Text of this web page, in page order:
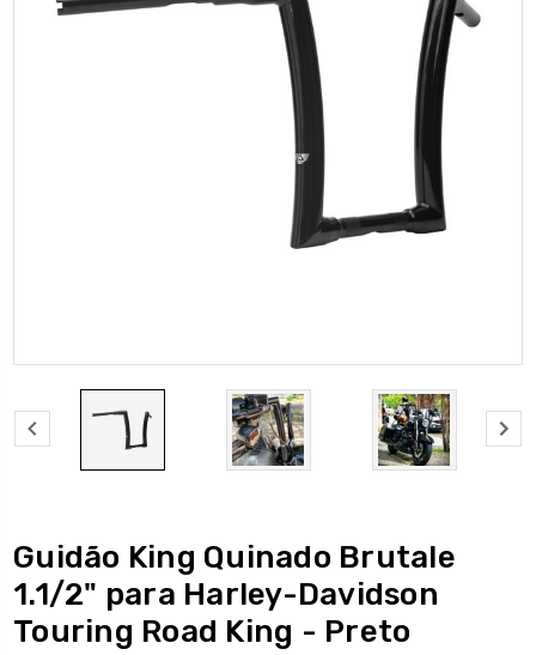
Guidão King Quinado Brutale
1.1/2" para Harley-Davidson
Touring Road King - Preto